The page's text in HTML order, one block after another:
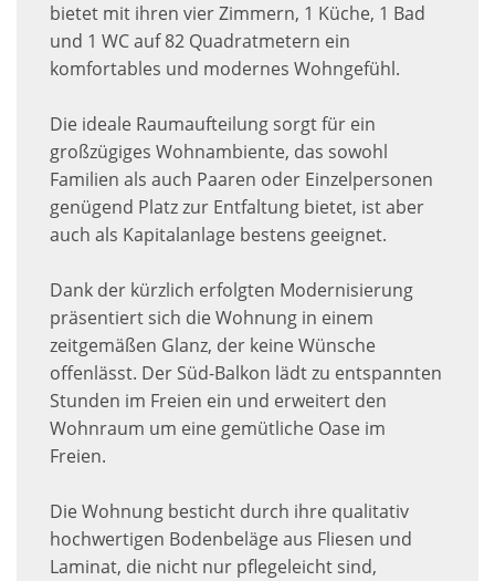
bietet mit ihren vier Zimmern, 1 Küche, 1 Bad
und 1 WC auf 82 Quadratmetern ein
komfortables und modernes Wohngefühl.
Die ideale Raumaufteilung sorgt für ein
großzügiges Wohnambiente, das sowohl
Familien als auch Paaren oder Einzelpersonen
genügend Platz zur Entfaltung bietet, ist aber
auch als Kapitalanlage bestens geeignet.
Dank der kürzlich erfolgten Modernisierung
präsentiert sich die Wohnung in einem
zeitgemäßen Glanz, der keine Wünsche
offenlässt. Der Süd-Balkon lädt zu entspannten
Stunden im Freien ein und erweitert den
Wohnraum um eine gemütliche Oase im
Freien.
Die Wohnung besticht durch ihre qualitativ
hochwertigen Bodenbeläge aus Fliesen und
Laminat, die nicht nur pflegeleicht sind,